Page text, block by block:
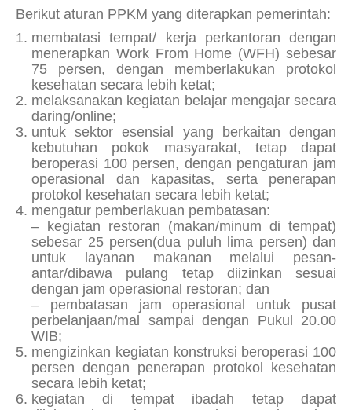
Berikut aturan PPKM yang diterapkan pemerintah:
membatasi tempat/ kerja perkantoran dengan
menerapkan Work From Home (WFH) sebesar
75 persen, dengan memberlakukan protokol
kesehatan secara lebih ketat;
melaksanakan kegiatan belajar mengajar secara
daring/online;
untuk sektor esensial yang berkaitan dengan
kebutuhan pokok masyarakat, tetap dapat
beroperasi 100 persen, dengan pengaturan jam
operasional dan kapasitas, serta penerapan
protokol kesehatan secara lebih ketat;
mengatur pemberlakuan pembatasan:
– kegiatan restoran (makan/minum di tempat)
sebesar 25 persen(dua puluh lima persen) dan
untuk layanan makanan melalui pesan-
antar/dibawa pulang tetap diizinkan sesuai
dengan jam operasional restoran; dan
– pembatasan jam operasional untuk pusat
perbelanjaan/mal sampai dengan Pukul 20.00
WIB;
mengizinkan kegiatan konstruksi beroperasi 100
persen dengan penerapan protokol kesehatan
secara lebih ketat;
kegiatan di tempat ibadah tetap dapat